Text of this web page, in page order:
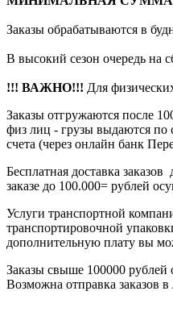
Заказы обрабатываются в
В высокий сезон очередь на
!!! ВАЖНО!!! Для
Заказы отгружаются после
физ лиц - грузы выдаются по
счета (через онлайн банк
Бесплатная доставка
заказе до 100.000= рублей
Услуги транспортной
транспортировочной
дополнительную плату вы
Заказы свыше 100000 рублей
Возможна отправка заказов